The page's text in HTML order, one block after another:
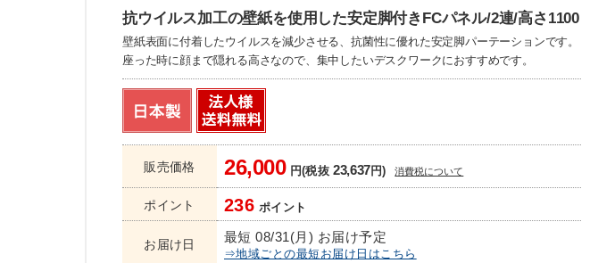
抗ウイルス加工の壁紙を使用した安定脚付きFCパネル/2連/高さ1100
壁紙表面に付着したウイルスを減少させる、抗菌性に優れた安定脚パーテーションです。
座った時に顔まで隠れる高さなので、集中したいデスクワークにおすすめです。
販売価格 26,000円(税抜23,637円) 消費税について
ポイント 236 ポイント
お届け日 最短 08/31(月) お届け予定
⇒地域ごとの最短お届け日はこちら